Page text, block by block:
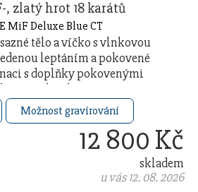
, zlatý hrot 18 karátů
tělo a víčko s vlnkovou
leptáním a pokovené
s doplňky pokovenými
zlata (ryzost Au
Možnost gravírování
12 800 Kč
skladem
u vás 12. 08. 2026